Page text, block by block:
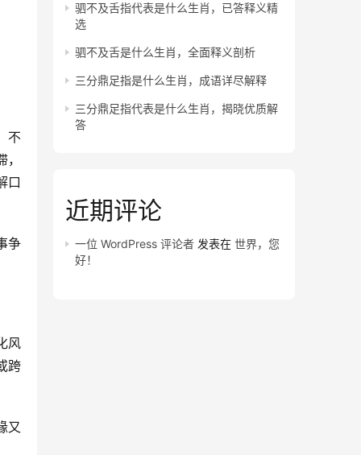
不
口
争
风
跨
又
驷不及舌指代表是什么生肖，已答释义精
选
驷不及舌是什么生肖，全面释义剖析
三分鼎足指是什么生肖，成语详尽解释
三分鼎足指代表是什么生肖，揭晓优质解
答
近期评论
一位 WordPress 评论者 发表在 世界，您
好！